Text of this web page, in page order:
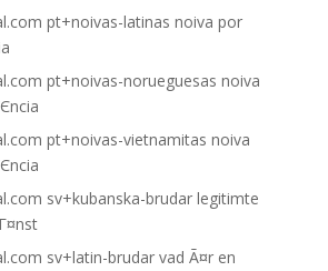
pt+noivas-latinas noiva por
pt+noivas-norueguesas noiva
pt+noivas-vietnamitas noiva
sv+kubanska-brudar legitimte
sv+latin-brudar vad Ã¤r en